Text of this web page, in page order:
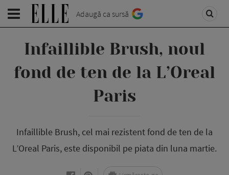
Adaugă ca sursă
Infaillible Brush, noul
fond de ten de la L’Oreal
Paris
Infaillible Brush, cel mai rezistent fond de ten de la
L’Oreal Paris, este disponibil pe piata din luna martie.